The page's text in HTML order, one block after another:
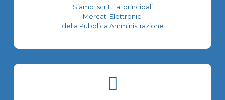
Siamo iscritti ai principali
Mercati Elettronici
della Pubblica Amministrazione